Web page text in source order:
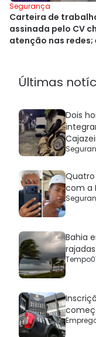
Segurança
Carteira de
assinada pelo CV
atenção nas redes;
Últimas
Dois
com a
Bahia
Tempo